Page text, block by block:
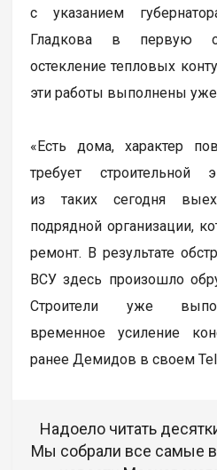
с указанием
Гладкова в первую
остекление тепловых
эти работы выполнены уже
«Есть дома, характер
требует строительной
из таких сегодня
подрядной организации,
ремонт. В результате
ВСУ здесь произошло
Строители уже
временное усиление
ранее Демидов в своем
Надоело читать
Мы собрали все самые